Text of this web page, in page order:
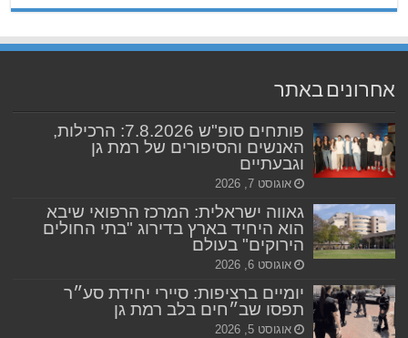
אחרונים באתר
פותחים סופ"ש 7.8.2026: הרכילות,
האנשים והסיפורים של רמת גן
וגבעתיים
אוגוסט 7, 2026
גאווה ישראלית: המרכז הרפואי שיבא
הוא היחיד בארץ בדירוג "בתי החולים
הירוקים" בעולם
אוגוסט 6, 2026
יומיים ברציפות: סיירי יחידת סע״ר
תפסו שב״חים בלב רמת גן
אוגוסט 5, 2026